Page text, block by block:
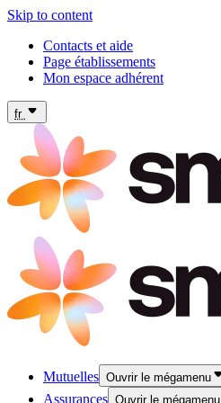
Skip to content
Contacts et aide
Page établissements
Mon espace adhérent
fr
Mutuelles Ouvrir le mégamenu
Assurances Ouvrir le mégamenu